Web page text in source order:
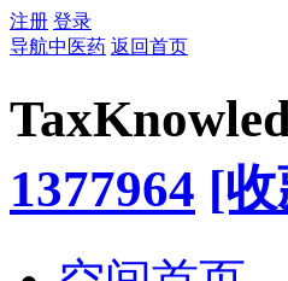
注册 登录
导航中医药 返回首页
1377964 [